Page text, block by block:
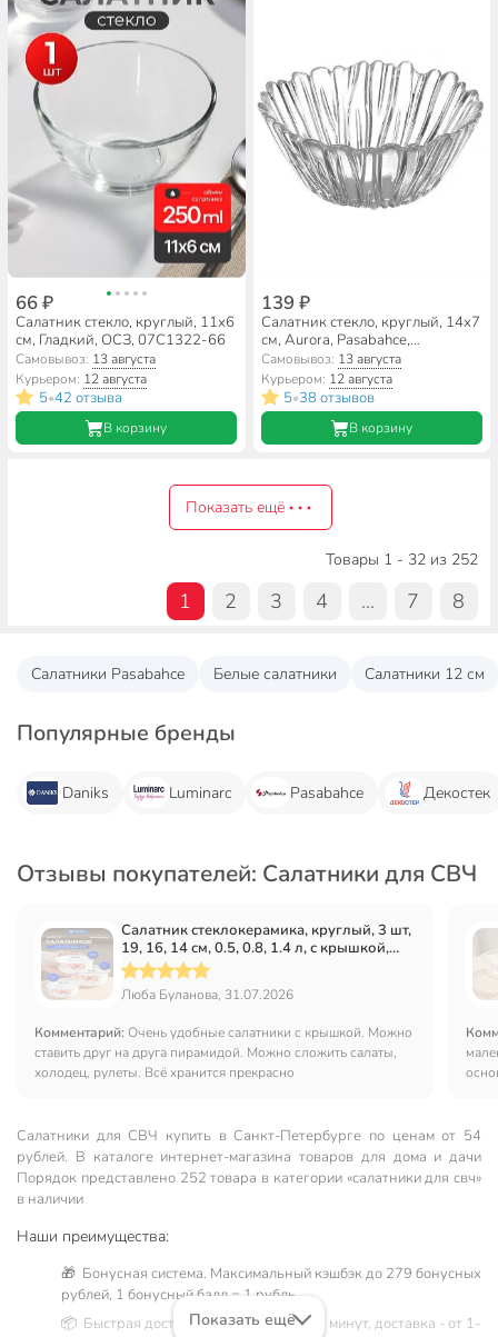
66 ₽
Салатник стекло, круглый, 11х6
см, Гладкий, ОСЗ, 07С1322-66
Самовывоз: 13 августа
Курьером: 12 августа
5•42 отзыва
В корзину
139 ₽
Салатник стекло, круглый, 14х7
см, Aurora, Pasabahce,
10601SLB
Самовывоз: 13 августа
Курьером: 12 августа
5•38 отзывов
В корзину
Показать ещё
Товары 1 - 32 из 252
1 2 3 4 ... 7 8
Салатники Pasabahce Белые салатники Салатники 12 см
Популярные бренды
Daniks Luminarc Pasabahce Декостек
Отзывы покупателей: Салатники для СВЧ
Салатник стеклокерамика, круглый, 3 шт,
19, 16, 14 см, 0.5, 0.8, 1.4 л, с крышкой,
подарочная упаковка, Анжелика, Daniks,
BY14HDW-3-T36
Люба Буланова, 31.07.2026
Комментарий: Очень удобные салатники с крышкой. Можно
ставить друг на друга пирамидой. Можно сложить салаты,
холодец, рулеты. Всё хранится прекрасно
Салатники для СВЧ купить в Санкт-Петербургe по ценам от 54
рублей. В каталоге интернет-магазина товаров для дома и дачи
Порядок представлено 252 товара в категории «салатники для свч»
в наличии
Наши преимущества:
🎁 Бонусная система. Максимальный кэшбэк до 279 бонусных
рублей, 1 бонусный балл = 1 рубль.
📦 Быстрая доставка. Самовывоз от 60 минут, доставка - от 1-
Показать ещё